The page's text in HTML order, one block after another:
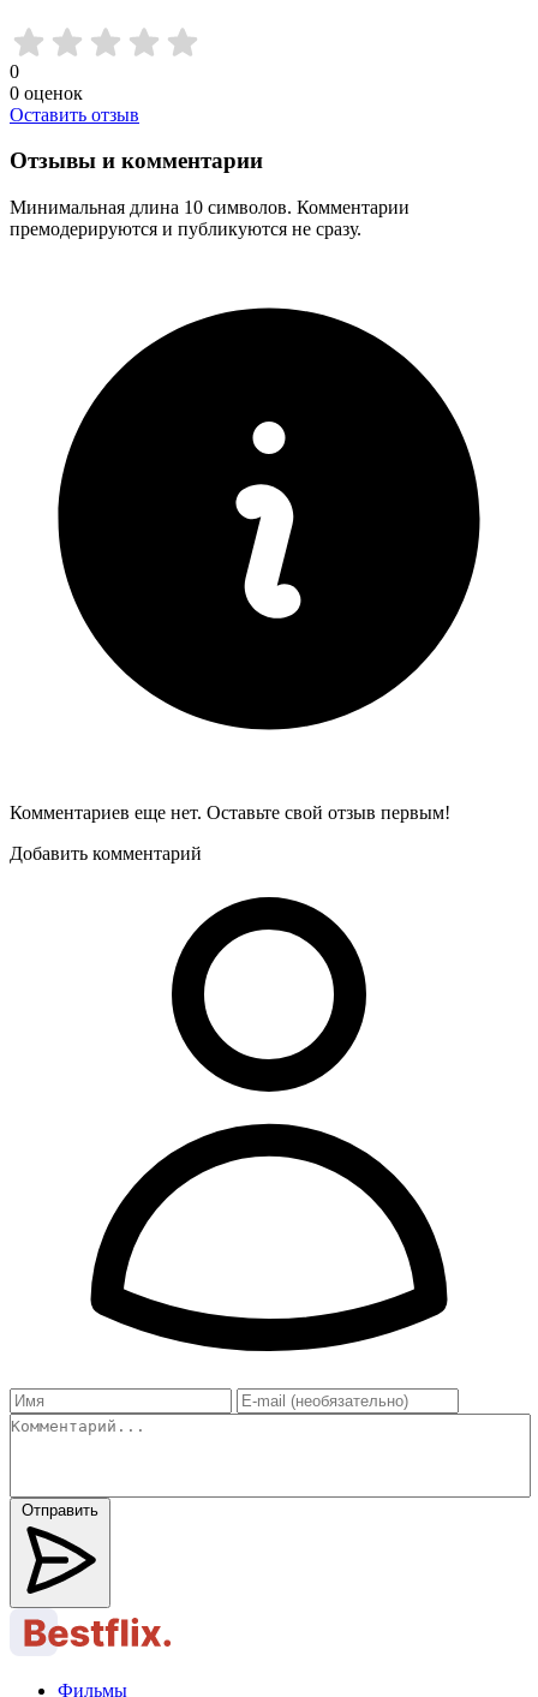
0
0 оценок
Оставить отзыв
Отзывы и комментарии
Минимальная длина 10 символов. Комментарии
премодерируются и публикуются не сразу.
Комментариев еще нет. Оставьте свой отзыв первым!
Добавить комментарий
Отправить
Фильмы